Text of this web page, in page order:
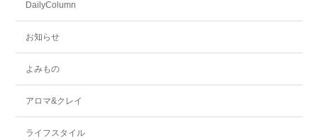
DailyColumn
お知らせ
よみもの
アロマ&クレイ
ライフスタイル